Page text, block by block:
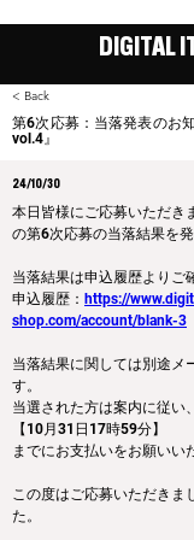
DIGITAL
< Back
第6次応募：当落発表のお
vol.4』
24/10/30
本日皆様にご応募いただき
の第6次応募の当落結果を発
当落結果は申込履歴よりご
申込履歴： https://
shop.com/account/blank-3
当落結果に関しては別途メ
す。
当選された方は案内に従い
【10月31日17時59分】
までにお支払いをお願いい
この度はご応募いただきま
た。